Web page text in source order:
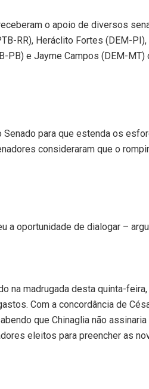
o apoio de diversos
RR), Heráclito Fortes (DEM-
PB) e Jayme Campos (DEM-
para que estenda os
consideraram que o
a oportunidade de dialogar –
na madrugada desta quinta-
Com a concordância de
que Chinaglia não assinaria
eleitos para preencher as